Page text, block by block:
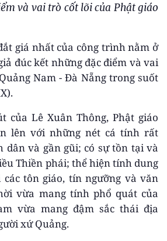
và vai trò cốt lõi của Phật giáo
giá nhất của công trình nằm ở
đúc kết những đặc điểm và vai
Nam - Đà Nẵng trong suốt
của Lê Xuân Thông, Phật giáo
lên với những nét cá tính rất
dân và gần gũi; có sự tồn tại và
Thiền phái; thể hiện tính dung
tôn giáo, tín ngưỡng và văn
vừa mang tính phổ quát của
vừa mang đậm sắc thái địa
xứ Quảng.